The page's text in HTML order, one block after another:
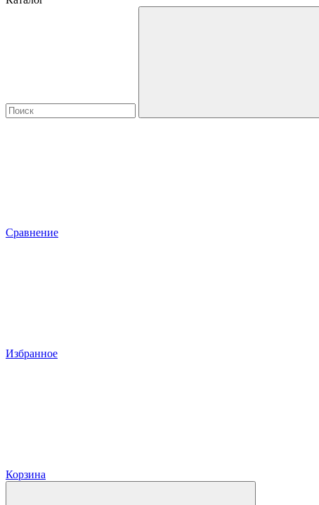
Сравнение
Избранное
Корзина